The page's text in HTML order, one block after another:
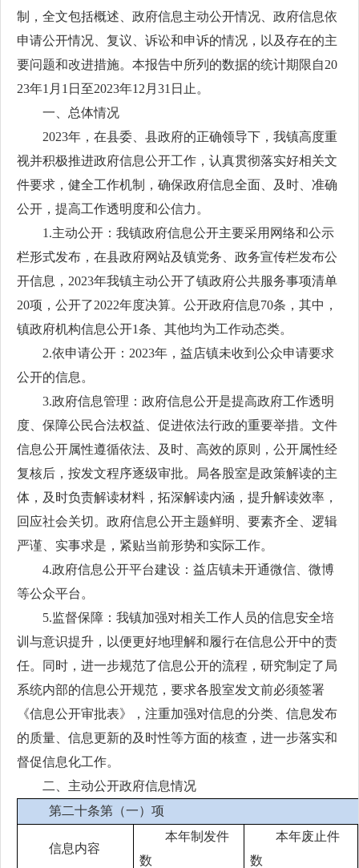
制，全文包括概述、政府信息主动公开情况、政府信息依
申请公开情况、复议、诉讼和申诉的情况，以及存在的主
要问题和改进措施。本报告中所列的数据的统计期限自20
23年1月1日至2023年12月31日止。
一、总体情况
2023年，在县委、县政府的正确领导下，我镇高度重
视并积极推进政府信息公开工作，认真贯彻落实好相关文
件要求，健全工作机制，确保政府信息全面、及时、准确
公开，提高工作透明度和公信力。
1.主动公开：我镇政府信息公开主要采用网络和公示
栏形式发布，在县政府网站及镇党务、政务宣传栏发布公
开信息，2023年我镇主动公开了镇政府公共服务事项清单
20项，公开了2022年度决算。公开政府信息70条，其中，
镇政府机构信息公开1条、其他均为工作动态类。
2.依申请公开：2023年，益店镇未收到公众申请要求
公开的信息。
3.政府信息管理：政府信息公开是提高政府工作透明
度、保障公民合法权益、促进依法行政的重要举措。文件
信息公开属性遵循依法、及时、高效的原则，公开属性经
复核后，按发文程序逐级审批。局各股室是政策解读的主
体，及时负责解读材料，拓深解读内涵，提升解读效率，
回应社会关切。政府信息公开主题鲜明、要素齐全、逻辑
严谨、实事求是，紧贴当前形势和实际工作。
4.政府信息公开平台建设：益店镇未开通微信、微博
等公众平台。
5.监督保障：我镇加强对相关工作人员的信息安全培
训与意识提升，以便更好地理解和履行在信息公开中的责
任。同时，进一步规范了信息公开的流程，研究制定了局
系统内部的信息公开规范，要求各股室发文前必须签署
《信息公开审批表》，注重加强对信息的分类、信息发布
的质量、信息更新的及时性等方面的核查，进一步落实和
督促信息化工作。
二、主动公开政府信息情况
第二十条第（一）项
信息内容
本年制发件
数
本年废止件
数